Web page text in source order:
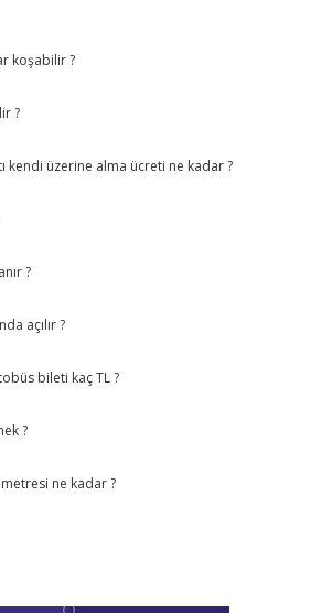
koşabilir ?
?
kendi üzerine alma ücreti ne kadar ?
?
açılır ?
bileti kaç TL ?
?
ne kadar ?